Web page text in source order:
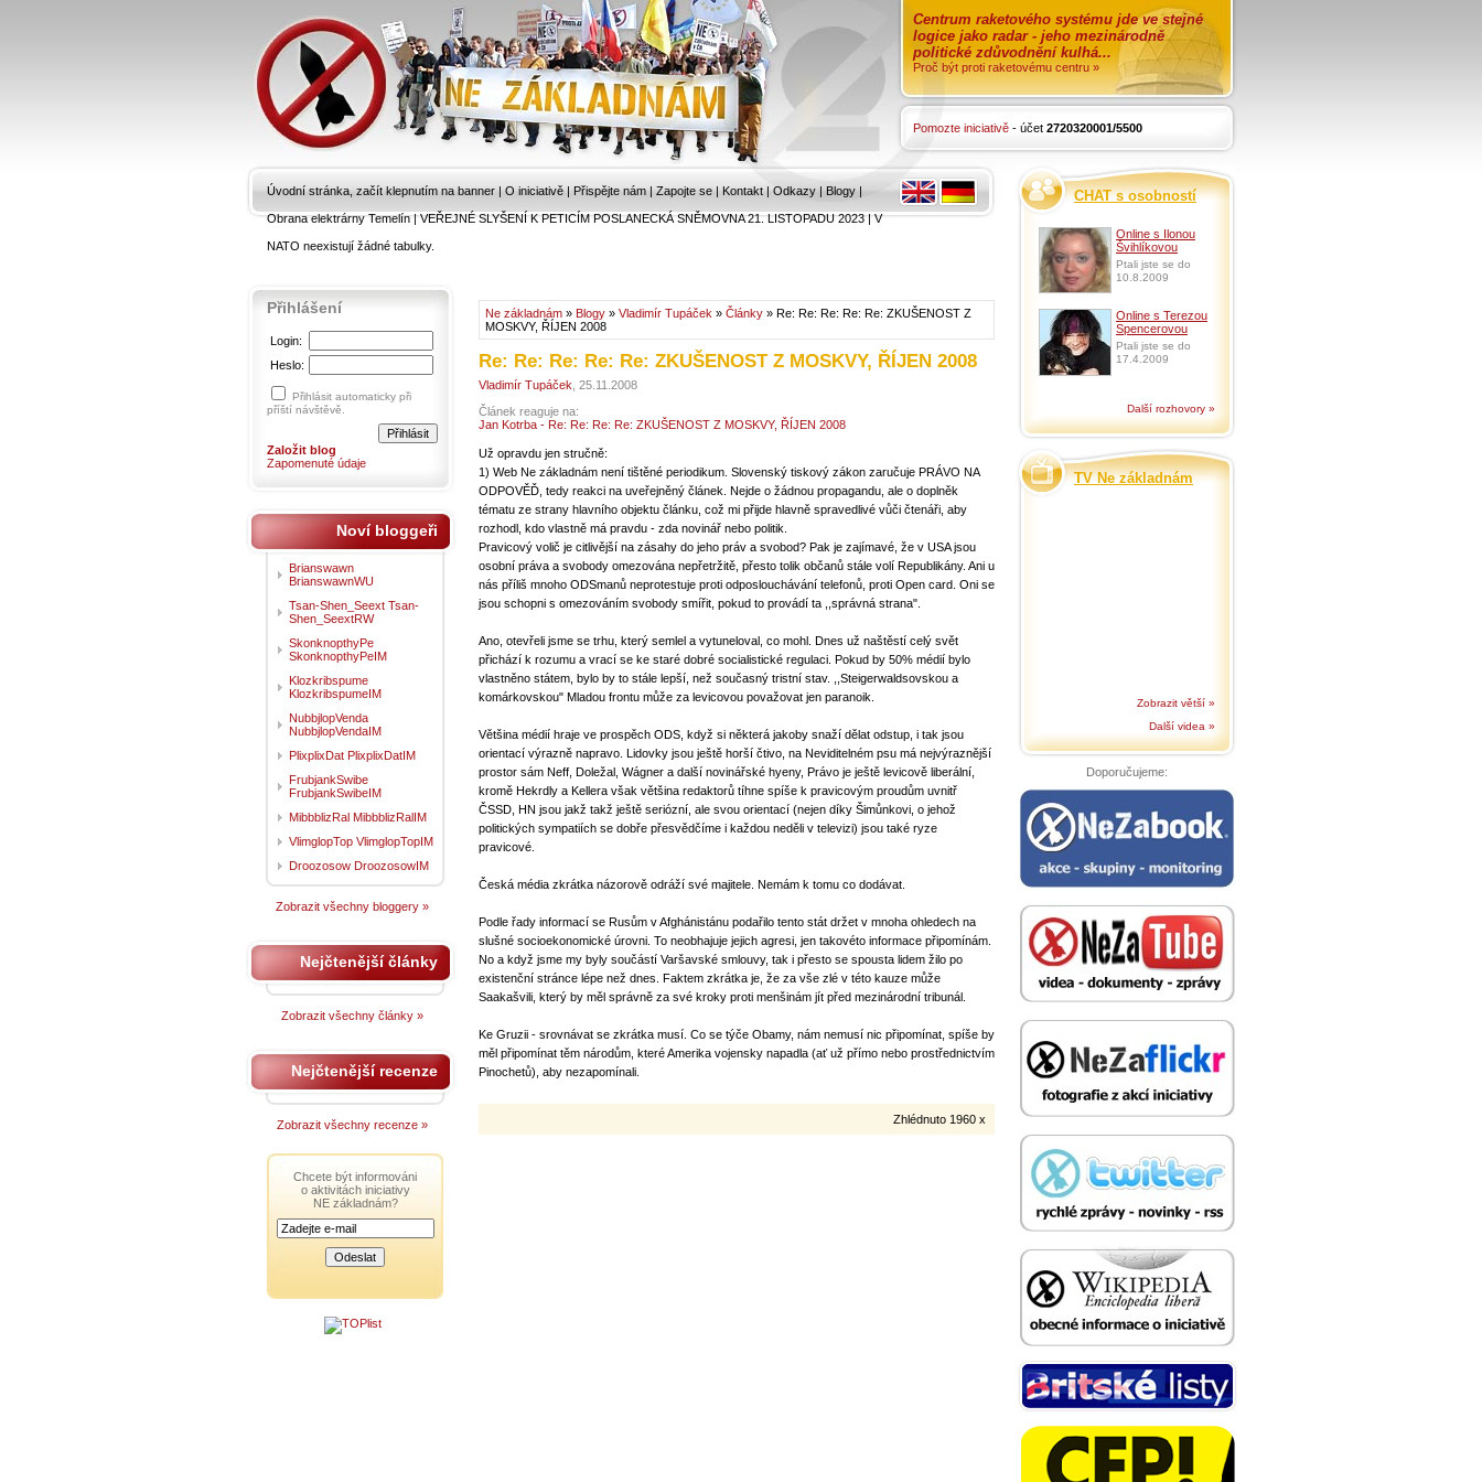
Centrum raketového systému jde ve stejné
logice jako radar - jeho mezinárodně
politické zdůvodnění kulhá...
Proč být proti raketovému centru »
Pomozte iniciativě - účet 2720320001/5500
Úvodní stránka, začít klepnutím na banner | O iniciativě | Přispějte nám | Zapojte se | Kontakt | Odkazy | Blogy |
Obrana elektrárny Temelín|VEŘEJNÉ SLYŠENÍ K PETICÍM POSLANECKÁ SNĚMOVNA 21. LISTOPADU 2023|V
NATO neexistují žádné tabulky.
Ne základnám » Blogy » Vladimír Tupáček » Články » Re: Re: Re: Re: Re: ZKUŠENOST Z
MOSKVY, ŘÍJEN 2008
Re: Re: Re: Re: Re: ZKUŠENOST Z MOSKVY, ŘÍJEN 2008
Vladimír Tupáček , 25.11.2008
Článek reaguje na:
Jan Kotrba - Re: Re: Re: Re: ZKUŠENOST Z MOSKVY, ŘÍJEN 2008
Už opravdu jen stručně:
1) Web Ne základnám není tištěné periodikum. Slovenský tiskový zákon zaručuje PRÁVO NA
ODPOVĚĎ, tedy reakci na uveřejněný článek. Nejde o žádnou propagandu, ale o doplněk
tématu ze strany hlavního objektu článku, což mi přijde hlavně spravedlivé vůči čtenáři, aby
rozhodl, kdo vlastně má pravdu - zda novinář nebo politik.
Pravicový volič je citlivější na zásahy do jeho práv a svobod? Pak je zajímavé, že v USA jsou
osobní práva a svobody omezována nepřetržitě, přesto tolik občanů stále volí Republikány. Ani u
nás příliš mnoho ODSmanů neprotestuje proti odposlouchávání telefonů, proti Open card. Oni se
jsou schopni s omezováním svobody smířit, pokud to provádí ta ,,správná strana".
Ano, otevřeli jsme se trhu, který semlel a vytuneloval, co mohl. Dnes už naštěstí celý svět
přichází k rozumu a vrací se ke staré dobré socialistické regulaci. Pokud by 50% médií bylo
vlastněno státem, bylo by to stále lepší, než současný tristní stav. ,,Steigerwaldsovskou a
komárkovskou" Mladou frontu může za levicovou považovat jen paranoik.
Většina médií hraje ve prospěch ODS, když si některá jakoby snaží dělat odstup, i tak jsou
orientací výrazně napravo. Lidovky jsou ještě horší čtivo, na Neviditelném psu má nejvýraznější
prostor sám Neff, Doležal, Wágner a další novinářské hyeny, Právo je ještě levicově liberální,
kromě Hekrdly a Kellera však většina redaktorů tíhne spíše k pravicovým proudům uvnitř
ČSSD, HN jsou jakž takž ještě seriózní, ale svou orientací (nejen díky Šimůnkovi, o jehož
politických sympatiích se dobře přesvědčíme i každou neděli v televizi) jsou také ryze
pravicové.
Česká média zkrátka názorově odráží své majitele. Nemám k tomu co dodávat.
Podle řady informací se Rusům v Afghánistánu podařilo tento stát držet v mnoha ohledech na
slušné socioekonomické úrovni. To neobhajuje jejich agresi, jen takovéto informace připomínám.
No a když jsme my byly součástí Varšavské smlouvy, tak i přesto se spousta lidem žilo po
existenční stránce lépe než dnes. Faktem zkrátka je, že za vše zlé v této kauze může
Saakašvili, který by měl správně za své kroky proti menšinám jít před mezinárodní tribunál.
Ke Gruzii - srovnávat se zkrátka musí. Co se týče Obamy, nám nemusí nic připomínat, spíše by
měl připomínat těm národům, které Amerika vojensky napadla (ať už přímo nebo prostřednictvím
Pinochetů), aby nezapomínali.
Zhlédnuto 1960 x
Přihlášení
Login:
Heslo:
Přihlásit automaticky při
příští návštěvě.
Založit blog
Zapomenuté údaje
Noví bloggeři
Brianswawn
BrianswawnWU
Tsan-Shen_Seext Tsan-
Shen_SeextRW
SkonknopthyPe
SkonknopthyPeIM
Klozkribspume
KlozkribspumeIM
NubbjlopVenda
NubbjlopVendaIM
PlixplixDat PlixplixDatIM
FrubjankSwibe
FrubjankSwibeIM
MibbblizRal MibbblizRalIM
VlimglopTop VlimglopTopIM
Droozosow DroozosowIM
Zobrazit všechny bloggery »
Nejčtenější články
Zobrazit všechny články »
Nejčtenější recenze
Zobrazit všechny recenze »
Chcete být informováni
o aktivitách iniciativy
NE základnám?
CHAT s osobností
Online s Ilonou
Švihlíkovou
Ptali jste se do
10.8.2009
Online s Terezou
Spencerovou
Ptali jste se do
17.4.2009
Další rozhovory »
TV Ne základnám
Zobrazit větší »
Další videa »
Doporučujeme: